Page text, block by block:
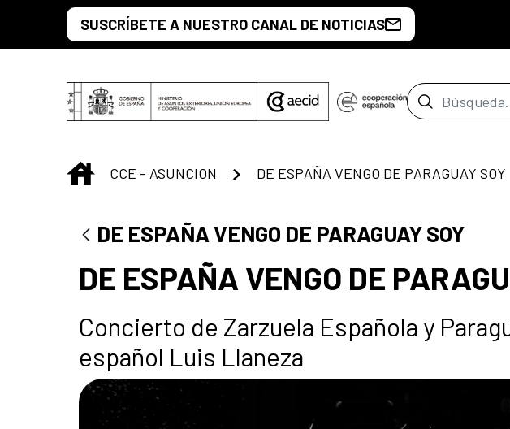
Saltar al contenido principal
SUSCRÍBETE A NUESTRO CANAL DE NOTICIAS
Barra de
INICIO
CCE - ASUNCION DE ESPAÑA VENGO DE PARAGUAY SOY
DE ESPAÑA VENGO DE PARAGUAY SOY
DE ESPAÑA VENGO DE
Concierto de Zarzuela Española y
español Luis Llaneza